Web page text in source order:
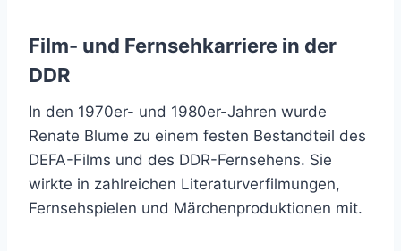
Film- und Fernsehkarriere in der
DDR
In den 1970er- und 1980er-Jahren wurde
Renate Blume zu einem festen Bestandteil des
DEFA-Films und des DDR-Fernsehens. Sie
wirkte in zahlreichen Literaturverfilmungen,
Fernsehspielen und Märchenproduktionen mit.